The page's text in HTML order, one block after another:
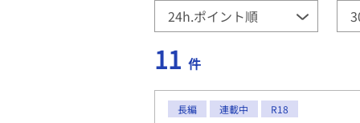
11 件
長編 連載中 R18